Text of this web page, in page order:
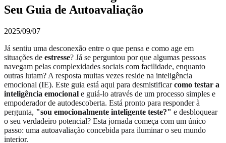
Seu Guia de Autoavaliação
2025/09/07
Já sentiu uma desconexão entre o que pensa e como age em
situações de estresse? Já se perguntou por que algumas pessoas
navegam pelas complexidades sociais com facilidade, enquanto
outras lutam? A resposta muitas vezes reside na inteligência
emocional (IE). Este guia está aqui para desmistificarcomo testar a
inteligência emocional e guiá-lo através de um processo simples e
empoderador de autodescoberta. Está pronto para responder à
pergunta, "sou emocionalmente inteligente teste?" e desbloquear
o seu verdadeiro potencial? Esta jornada começa com um único
passo: uma autoavaliação concebida para iluminar o seu mundo
interior.